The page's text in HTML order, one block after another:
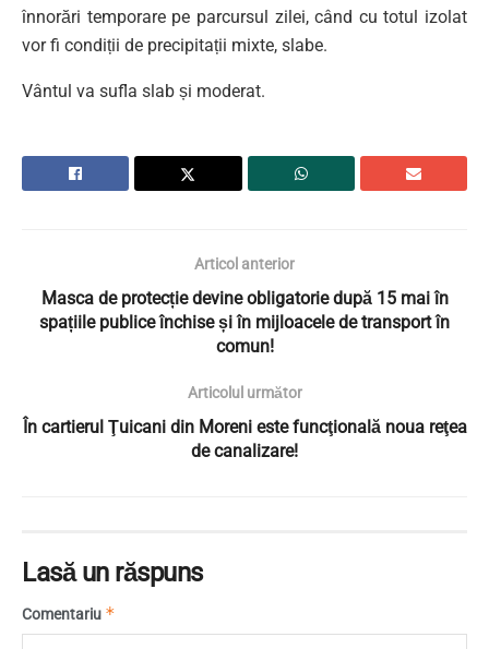
înnorări temporare pe parcursul zilei, când cu totul izolat
vor fi condiții de precipitații mixte, slabe.
Vântul va sufla slab și moderat.
Articol anterior
Masca de protecție devine obligatorie după 15 mai în
spațiile publice închise și în mijloacele de transport în
comun!
Articolul următor
În cartierul Ţuicani din Moreni este funcţională noua reţea
de canalizare!
Lasă un răspuns
Comentariu *